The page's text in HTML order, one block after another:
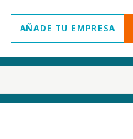
AÑADE TU EMPRESA